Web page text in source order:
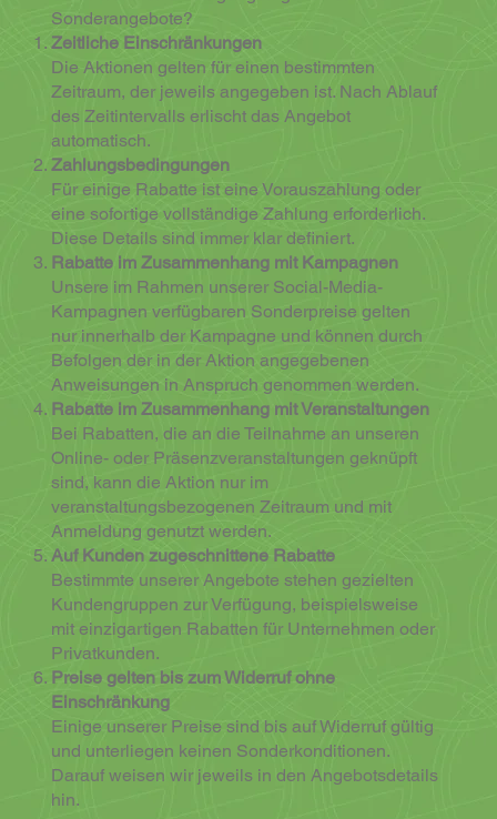
Sonderangebote?
Zeitliche Einschränkungen
Die Aktionen gelten für einen bestimmten
Zeitraum, der jeweils angegeben ist. Nach Ablauf
des Zeitintervalls erlischt das Angebot
automatisch.
Zahlungsbedingungen
Für einige Rabatte ist eine Vorauszahlung oder
eine sofortige vollständige Zahlung erforderlich.
Diese Details sind immer klar definiert.
Rabatte im Zusammenhang mit Kampagnen
Unsere im Rahmen unserer Social-Media-
Kampagnen verfügbaren Sonderpreise gelten
nur innerhalb der Kampagne und können durch
Befolgen der in der Aktion angegebenen
Anweisungen in Anspruch genommen werden.
Rabatte im Zusammenhang mit Veranstaltungen
Bei Rabatten, die an die Teilnahme an unseren
Online- oder Präsenzveranstaltungen geknüpft
sind, kann die Aktion nur im
veranstaltungsbezogenen Zeitraum und mit
Anmeldung genutzt werden.
Auf Kunden zugeschnittene Rabatte
Bestimmte unserer Angebote stehen gezielten
Kundengruppen zur Verfügung, beispielsweise
mit einzigartigen Rabatten für Unternehmen oder
Privatkunden.
Preise gelten bis zum Widerruf ohne
Einschränkung
Einige unserer Preise sind bis auf Widerruf gültig
und unterliegen keinen Sonderkonditionen.
Darauf weisen wir jeweils in den Angebotsdetails
hin.